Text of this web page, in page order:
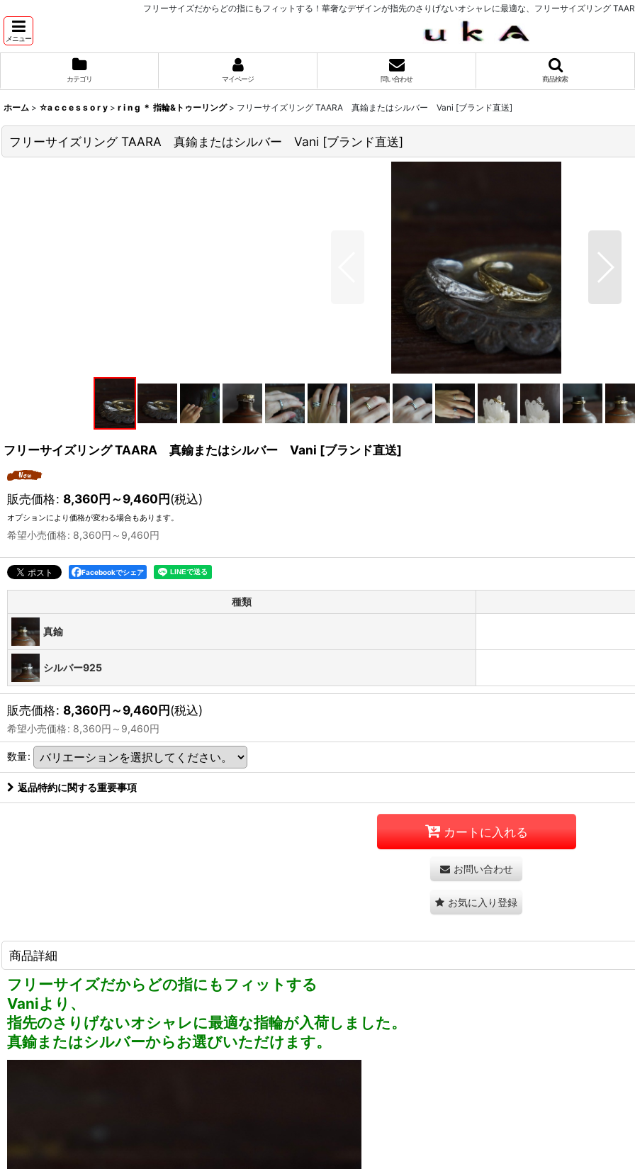
フリーサイズだからどの指にもフィットする！華奢なデザインが指先のさりげないオシャレに最適な、フリーサイズリング
メニュー
カテゴリ マイページ 問い合わせ 商品検索
ホーム > ☆a c c e s s o r y > r i n g ＊ 指輪&トゥーリング > フリーサイズリング TAARA 真鍮またはシルバー Vani [ブランド直送]
フリーサイズリング TAARA 真鍮またはシルバー Vani [ブランド直送]
フリーサイズリング TAARA 真鍮またはシルバー Vani [ブランド直送]
販売価格: 8,360円～9,460円(税込)
オプションにより価格が変わる場合もあります。
希望小売価格: 8,360円 ～9,460円
Facebookでシェア
種類
真鍮
シルバー925
販売価格: 8,360円～9,460円(税込)
希望小売価格: 8,360円 ～9,460円
数量:
返品特約に関する重要事項
カートに入れる
お問い合わせ
お気に入り登録
商品詳細
フリーサイズだからどの指にもフィットする
Vaniより、
指先のさりげないオシャレに最適な指輪が入荷しました。
真鍮またはシルバーからお選びいただけます。